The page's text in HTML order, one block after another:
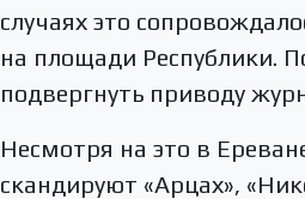
случаях это
на площади Республики.
подвергнуть приводу
Несмотря на это в
скандируют «Арцах»,